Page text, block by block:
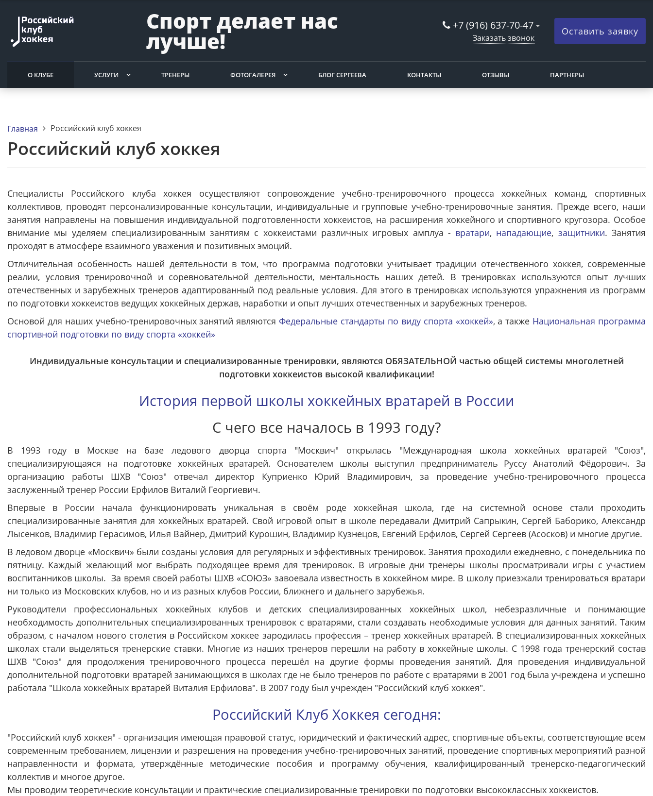
Спорт делает нас
лучше!
+7 (916) 637-70-47
Заказать звонок
Оставить заявку
О КЛУБЕ УСЛУГИ ТРЕНЕРЫ ФОТОГАЛЕРЕЯ БЛОГ СЕРГЕЕВА КОНТАКТЫ ОТЗЫВЫ ПАРТНЕРЫ
Главная Российский клуб хоккея
Российский клуб хоккея
Специалисты Российского клуба хоккея осуществляют сопровождение учебно-тренировочного процесса хоккейных команд, спортивных
коллективов, проводят персонализированные консультации, индивидуальные и групповые учебно-тренировочные занятия. Прежде всего, наши
занятия направлены на повышения индивидуальной подготовленности хоккеистов, на расширения хоккейного и спортивного кругозора. Особое
внимание мы уделяем специализированным занятиям с хоккеистами различных игровых амплуа - вратари, нападающие, защитники. Занятия
проходят в атмосфере взаимного уважения и позитивных эмоций.
Отличительная особенность нашей деятельности в том, что программа подготовки учитывает традиции отечественного хоккея, современные
реалии, условия тренировочной и соревновательной деятельности, ментальность наших детей. В тренировках используются опыт лучших
отечественных и зарубежных тренеров адаптированный под реальные условия. Для этого в тренировках используются упражнения из программ
по подготовки хоккеистов ведущих хоккейных держав, наработки и опыт лучших отечественных и зарубежных тренеров.
Основой для наших учебно-тренировочных занятий являются Федеральные стандарты по виду спорта «хоккей», а также Национальная программа
спортивной подготовки по виду спорта «хоккей»
Индивидуальные консультации и специализированные тренировки, являются ОБЯЗАТЕЛЬНОЙ частью общей системы многолетней
подготовки хоккеистов высокой квалификации!
История первой школы хоккейных вратарей в России
С чего все началось в 1993 году?
В 1993 году в Москве на базе ледового дворца спорта "Москвич" открылась "Международная школа хоккейных вратарей "Союз",
специализирующаяся на подготовке хоккейных вратарей. Основателем школы выступил предприниматель Руссу Анатолий Фёдорович. За
организацию работы ШХВ "Союз" отвечал директор Куприенко Юрий Владимирович, за проведение учебно-тренировочного процесса
заслуженный тренер России Ерфилов Виталий Георгиевич.
Впервые в России начала функционировать уникальная в своём роде хоккейная школа, где на системной основе стали проходить
специализированные занятия для хоккейных вратарей. Свой игровой опыт в школе передавали Дмитрий Сапрыкин, Сергей Баборико, Александр
Лысенков, Владимир Герасимов, Илья Вайнер, Дмитрий Курошин, Владимир Кузнецов, Евгений Ерфилов, Сергей Сергеев (Асосков) и многие другие.
В ледовом дворце «Москвич» были созданы условия для регулярных и эффективных тренировок. Занятия проходили ежедневно, с понедельника по
пятницу. Каждый желающий мог выбрать подходящее время для тренировок. В игровые дни тренеры школы просматривали игры с участием
воспитанников школы. За время своей работы ШХВ «СОЮЗ» завоевала известность в хоккейном мире. В школу приезжали тренироваться вратари
ни только из Московских клубов, но и из разных клубов России, ближнего и дальнего зарубежья.
Руководители профессиональных хоккейных клубов и детских специализированных хоккейных школ, небезразличные и понимающие
необходимость дополнительных специализированных тренировок с вратарями, стали создавать необходимые условия для данных занятий. Таким
образом, с началом нового столетия в Российском хоккее зародилась профессия – тренер хоккейных вратарей. В специализированных хоккейных
школах стали выделяться тренерские ставки. Многие из наших тренеров перешли на работу в хоккейные школы. С 1998 года тренерский состав
ШХВ "Союз" для продолжения тренировочного процесса перешёл на другие формы проведения занятий. Для проведения индивидуальной
дополнительной подготовки вратарей занимающихся в школах где не было тренеров по работе с вратарями в 2001 год была учреждена и успешно
работала "Школа хоккейных вратарей Виталия Ерфилова". В 2007 году был учрежден "Российский клуб хоккея".
Российский Клуб Хоккея сегодня:
"Российский клуб хоккея" - организация имеющая правовой статус, юридический и фактический адрес, спортивные объекты, соответствующие всем
современным требованием, лицензии и разрешения на проведения учебно-тренировочных занятий, проведение спортивных мероприятий разной
направленности и формата, утверждённые методические пособия и программу обучения, квалифицированный тренерско-педагогический
коллектив и многое другое.
Мы проводим теоретические консультации и практические специализированные тренировки по подготовки высококлассных хоккеистов.